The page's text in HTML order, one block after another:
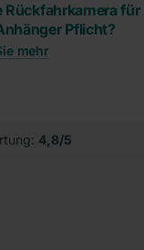
Rückfahrkamera für
Pflicht?
mehr
4,8/5